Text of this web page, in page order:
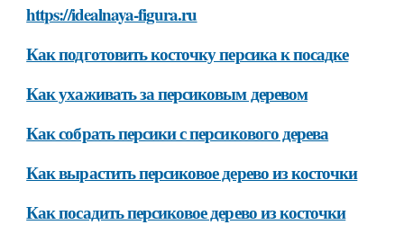
https://idealnaya-figura.ru
Как подготовить косточку персика к посадке
Как ухаживать за персиковым деревом
Как собрать персики с персикового дерева
Как вырастить персиковое дерево из косточки
Как посадить персиковое дерево из косточки